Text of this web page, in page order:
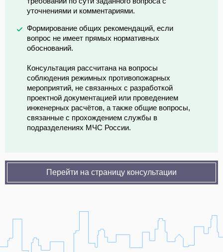
уточнениями и комментариями.
Формирование общих рекомендаций, если
вопрос не имеет прямых нормативных
обоснований.
Консультация рассчитана на вопросы
соблюдения режимных противопожарных
мероприятий, не связанных с разработкой
проектной документацией или проведением
инженерных расчётов, а также общие вопросы,
связанные с прохождением службы в
подразделениях МЧС России.
Перейти на страницу консультации